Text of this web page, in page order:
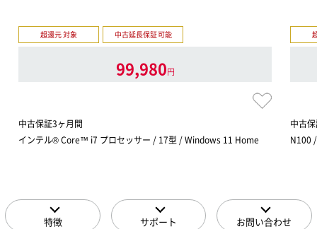
超還元 対象 中古延長保証可能
99,980円
中古保証3ヶ月間
インテル® Core™ i7 プロセッサー / 17型 / Windows 11 Home
中古
N100
特徴 サポート お問い合わせ